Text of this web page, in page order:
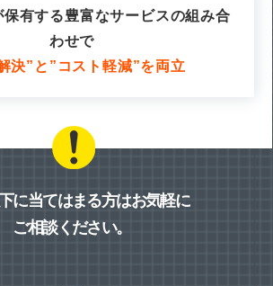
保有する豊富なサービスの組み合
わせで
決”と”コスト軽減”を両立
に当てはまる方はお気軽に
ご相談ください。